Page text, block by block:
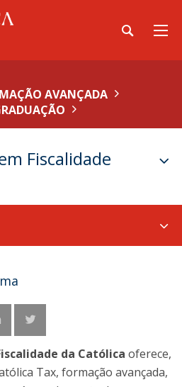
AVANÇADA
Fiscalidade
da Católica oferece,
Tax, formação avançada,